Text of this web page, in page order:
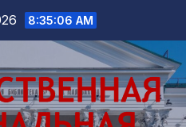
8:35:07 AM